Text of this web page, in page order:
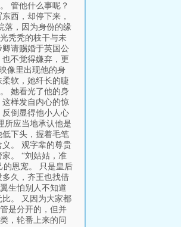
管他什么事呢？
西，却停下来，
落，因为身份的缘
秃秃的枝干与未
请赐婚于英国公
不觉得嫌弃，更
像里出现他的身
软，她纤长的睫
她看光了他的身
样发自内心的惊
倒显得他小人心
所应当地承认他是
下头，握着毛笔
。 观字辈的尊贵
。 “刘姑姑，准
的恩宠。 只是皇后
久，齐王也找借
生怕别人不知道
。 又因为大家都
是分开的，但并
，轮番上来的问